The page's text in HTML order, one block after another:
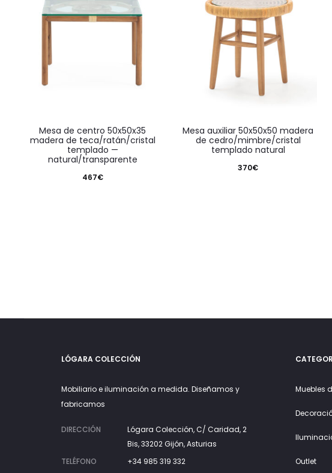
mesa de centro 50x50x35
madera de teca/ratán/cristal
templado —
natural/transparente
467€
mesa auxiliar 50x50x50 madera
de cedro/mimbre/cristal
templado natural
370€
LÓGARA COLECCIÓN
Mobiliario e iluminación a medida. Diseñamos y
fabricamos
DIRECCIÓN
Lógara Colección, C/ Caridad, 2
Bis, 33202 Gijón, Asturias
TELÉFONO
+34 985 319 332
Muebles
Outlet